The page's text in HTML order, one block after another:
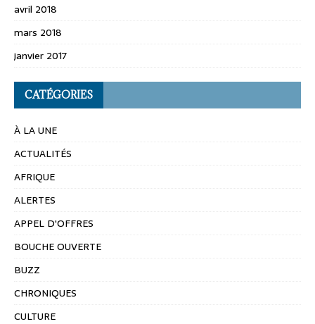
avril 2018
mars 2018
janvier 2017
CATÉGORIES
À LA UNE
ACTUALITÉS
AFRIQUE
ALERTES
APPEL D'OFFRES
BOUCHE OUVERTE
BUZZ
CHRONIQUES
CULTURE